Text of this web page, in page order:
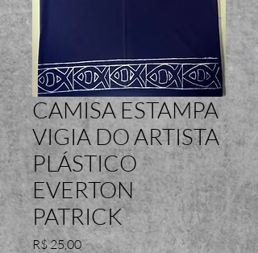
CAMISA ESTAMPA
VIGIA DO ARTISTA
PLÁSTICO
EVERTON
PATRICK
R$ 25,00Preço